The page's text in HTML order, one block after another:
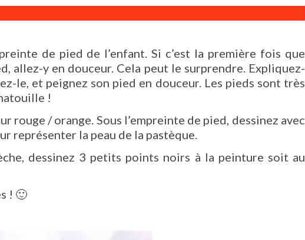
de pied de l’enfant. Si c’est la première fois que
allez-y en douceur. Cela peut le surprendre. Expliquez-
le, et peignez son pied en douceur. Les pieds sont très
!
rouge / orange. Sous l’empreinte de pied, dessinez avec
représenter la peau de la pastèque.
dessinez 3 petits points noirs à la peinture soit au
! 🙂